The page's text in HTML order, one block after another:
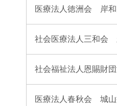
医療法人徳洲会 岸和
社会医療法人三和会
社会福祉法人恩賜財
医療法人春秋会 城山